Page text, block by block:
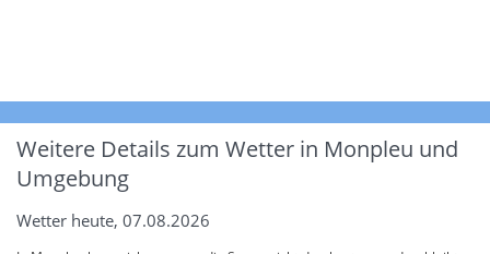
Weitere Details zum Wetter in Monpleu und
Umgebung
Wetter heute, 07.08.2026